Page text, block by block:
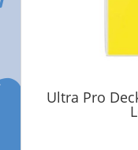
Ultra Pro